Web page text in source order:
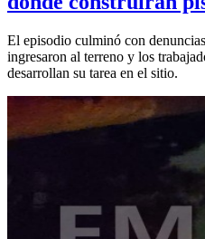
El episodio culminó con
ingresaron al terreno y los
desarrollan su tarea en el sitio.